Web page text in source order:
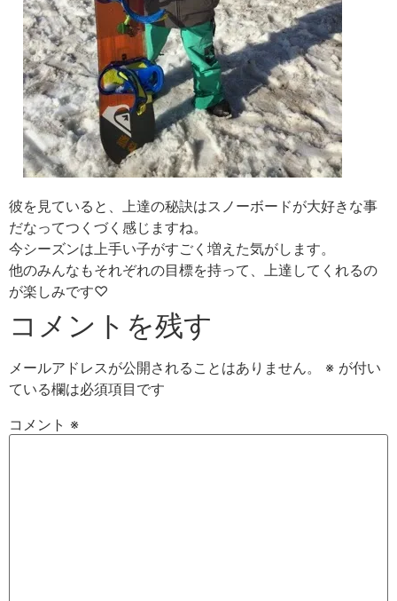
彼を見ていると、上達の秘訣はスノーボードが大好きな事
だなってつくづく感じますね。
今シーズンは上手い子がすごく増えた気がします。
他のみんなもそれぞれの目標を持って、上達してくれるの
が楽しみです♡
コメントを残す
メールアドレスが公開されることはありません。 ※ が付い
ている欄は必須項目です
コメント ※